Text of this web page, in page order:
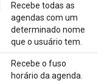
Recebe todas as
agendas com um
determinado nome
que o usuário tem.
Recebe o fuso
horário da agenda.